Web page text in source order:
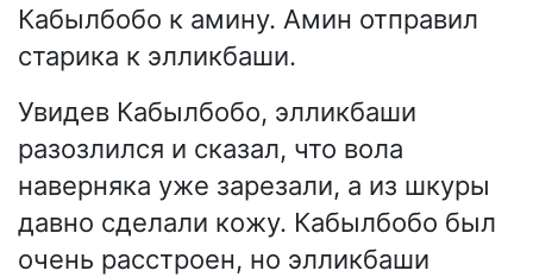
Кабылбобо к амину. Амин отправил
старика к элликбаши.
Увидев Кабылбобо, элликбаши
разозлился и сказал, что вола
наверняка уже зарезали, а из шкуры
давно сделали кожу. Кабылбобо был
очень расстроен, но элликбаши